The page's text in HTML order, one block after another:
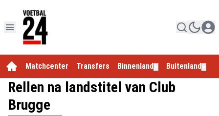
Matchcenter Transfers Binnenland Buitenland
Rellen na landstitel van Club
Brugge